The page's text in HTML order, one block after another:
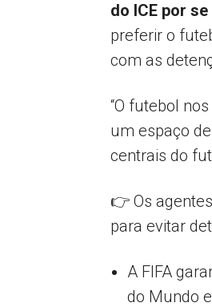
do ICE por
preferir o
com as
“O futebol
um espaço
centrais do
👉 Os
para evitar
A FIFA
do Mundo